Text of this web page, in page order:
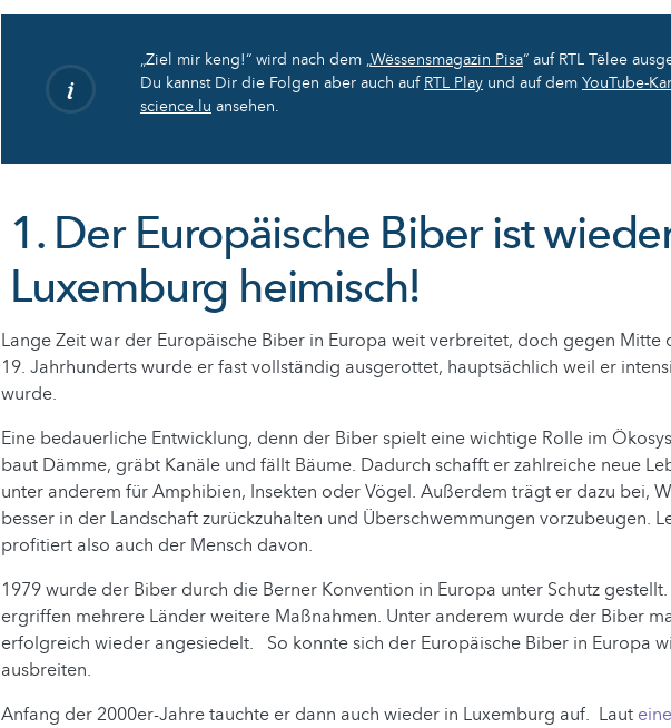
„Ziel mir keng!“ wird nach dem „Wëssensmagazin Pisa“ auf RTL Tëlee
Du kannst Dir die Folgen aber auch auf RTL Play und auf dem YouTube-
science.lu ansehen.
1. Der Europäische Biber ist
Luxemburg heimisch!
Lange Zeit war der Europäische Biber in Europa weit verbreitet, doch gegen Mitte
19. Jahrhunderts wurde er fast vollständig ausgerottet, hauptsächlich weil er
wurde.
Eine bedauerliche Entwicklung, denn der Biber spielt eine wichtige Rolle im
baut Dämme, gräbt Kanäle und fällt Bäume. Dadurch schafft er zahlreiche neue
unter anderem für Amphibien, Insekten oder Vögel. Außerdem trägt er dazu bei,
besser in der Landschaft zurückzuhalten und Überschwemmungen vorzubeugen.
profitiert also auch der Mensch davon.
1979 wurde der Biber durch die Berner Konvention in Europa unter Schutz
ergriffen mehrere Länder weitere Maßnahmen. Unter anderem wurde der Biber
erfolgreich wieder angesiedelt. So konnte sich der Europäische Biber in Europa
ausbreiten.
Anfang der 2000er-Jahre tauchte er dann auch wieder in Luxemburg auf. Laut